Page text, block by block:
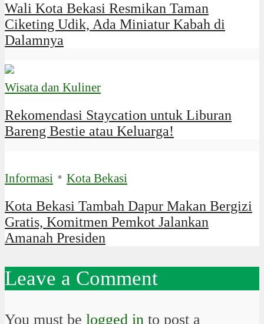
Wali Kota Bekasi Resmikan Taman
Ciketing Udik, Ada Miniatur Kabah di
Dalamnya
Wisata dan Kuliner
Rekomendasi Staycation untuk Liburan
Bareng Bestie atau Keluarga!
Informasi • Kota Bekasi
Kota Bekasi Tambah Dapur Makan Bergizi
Gratis, Komitmen Pemkot Jalankan
Amanah Presiden
Leave a Comment
You must be logged in to post a